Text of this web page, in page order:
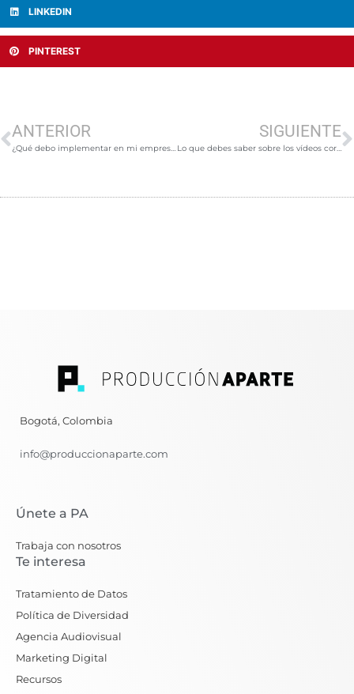
LINKEDIN
PINTEREST
ANTERIOR
¿Qué debo implementar en mi empresa: videos en formato corto o largo?
SIGUIENTE
Lo que debes saber sobre los vídeos corporativos
Bogotá, Colombia
info@produccionaparte.com
Únete a PA
Trabaja con nosotros
Te interesa
Tratamiento de Datos
Política de Diversidad
Agencia Audiovisual
Marketing Digital
Recursos